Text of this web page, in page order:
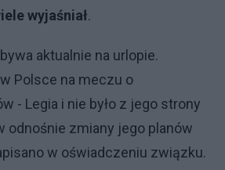
wyjaśniał.
aktualnie na urlopie.
Polsce na meczu o
- Legia i nie było z jego strony
odnośnie zmiany jego planów
w oświadczeniu związku.